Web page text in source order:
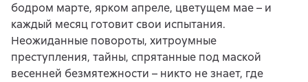
бодром марте, ярком апреле, цветущем мае – и
каждый месяц готовит свои испытания.
Неожиданные повороты, хитроумные
преступления, тайны, спрятанные под маской
весенней безмятежности – никто не знает, где